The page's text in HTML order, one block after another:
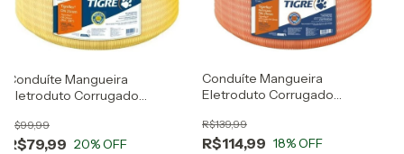
Conduíte Mangueira
Eletroduto Corrugado
R$79,99
R$99,99
20% OFF
Conduíte Mangueira
Eletroduto Corrugado
Polegada 25 Metros - Tigre
R$114,99
R$139,99
18% OFF